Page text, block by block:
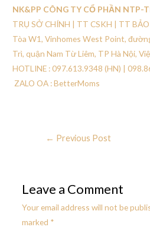
NK&PP CÔNG TY CỔ PHẦN NTP-
TRỤ SỞ CHÍNH | TT CSKH | TT
Tòa W1, Vinhomes West Point,
Trì, quận Nam Từ Liêm, TP Hà Nội,
HOTLINE : 097.613.9348 (HN) |
ZALO OA : BetterMoms
← Previous Post
Leave a Comment
Your email address will not be
marked *